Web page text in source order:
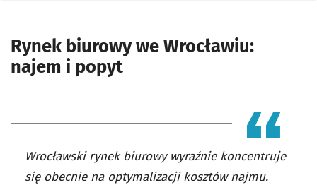
Rynek biurowy we Wrocławiu:
najem i popyt
Wrocławski rynek biurowy wyraźnie koncentruje
się obecnie na optymalizacji kosztów najmu.